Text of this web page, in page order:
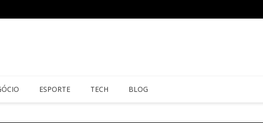
ESPORTE TECH BLOG